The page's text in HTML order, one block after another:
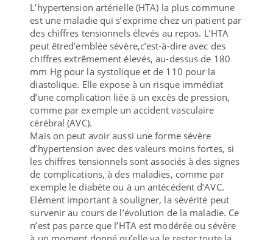
L’hypertension artérielle (HTA) la plus commune
est une maladie qui s’exprime chez un patient par
des chiffres tensionnels élevés au repos. L’HTA
peut êtred’emblée sévère,c’est-à-dire avec des
chiffres extrêmement élevés, au-dessus de 180
mm Hg pour la systolique et de 110 pour la
diastolique. Elle expose à un risque immédiat
d’une complication liée à un excès de pression,
comme par exemple un accident vasculaire
cérébral (AVC).
Mais on peut avoir aussi une forme sévère
d’hypertension avec des valeurs moins fortes, si
les chiffres tensionnels sont associés à des signes
de complications, à des maladies, comme par
exemple le diabète ou à un antécédent d’AVC.
Elément important à souligner, la sévérité peut
survenir au cours de l’évolution de la maladie. Ce
n’est pas parce que l’HTA est modérée ou sévère